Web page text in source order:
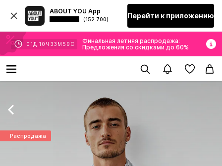
ABOUT YOU App
(152 700) Перейти к приложению
01 Д 10 Ч 33 М 57 С
Финальная летняя распродажа:
Предложения со скидками до 60%
Распродажа